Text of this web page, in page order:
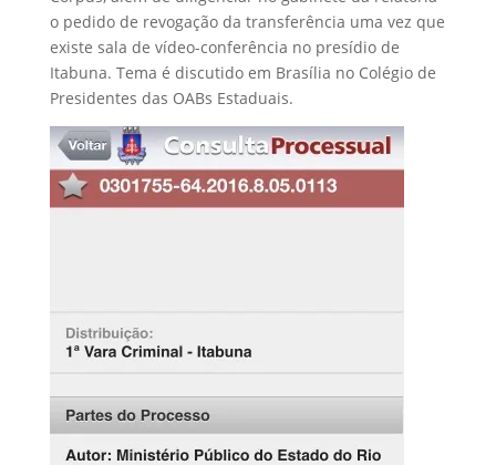
o pedido de revogação da transferência uma vez que
existe sala de vídeo-conferência no presídio de
Itabuna. Tema é discutido em Brasília no Colégio de
Presidentes das OABs Estaduais.